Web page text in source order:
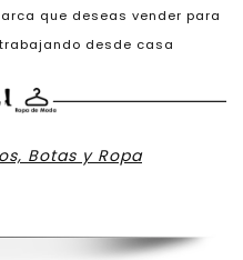
que deseas vender para
desde casa
Botas y Ropa